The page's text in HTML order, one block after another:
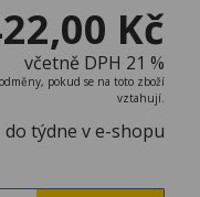
Kč
včetně DPH 21 %
pokud se na toto zboží
vztahují.
do týdne v e-shopu